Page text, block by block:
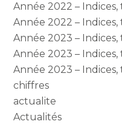
Année 2022 –
Année 2022 –
Année 2023 –
Année 2023 –
Année 2023 –
chiffres
actualite
Actualités